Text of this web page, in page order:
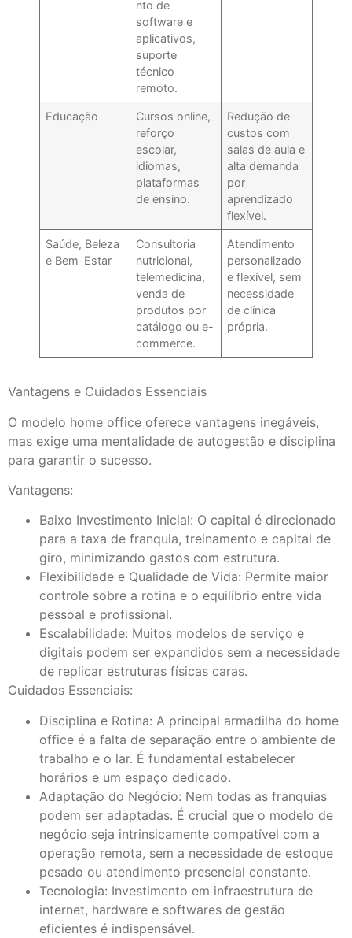
nto de
software e
aplicativos,
suporte
técnico
remoto.
Educação
Cursos online,
reforço
escolar,
idiomas,
plataformas
de ensino.
Redução de
custos com
salas de aula e
alta demanda
por
aprendizado
flexível.
Saúde, Beleza
e Bem-Estar
Consultoria
nutricional,
telemedicina,
venda de
produtos por
catálogo ou e-
commerce.
Atendimento
personalizado
e flexível, sem
necessidade
de clínica
própria.
Vantagens e Cuidados Essenciais
O modelo home office oferece vantagens inegáveis,
mas exige uma mentalidade de autogestão e disciplina
para garantir o sucesso.
Vantagens:
Baixo Investimento Inicial: O capital é direcionado
para a taxa de franquia, treinamento e capital de
giro, minimizando gastos com estrutura.
Flexibilidade e Qualidade de Vida: Permite maior
controle sobre a rotina e o equilíbrio entre vida
pessoal e profissional.
Escalabilidade: Muitos modelos de serviço e
digitais podem ser expandidos sem a necessidade
de replicar estruturas físicas caras.
Cuidados Essenciais:
Disciplina e Rotina: A principal armadilha do home
office é a falta de separação entre o ambiente de
trabalho e o lar. É fundamental estabelecer
horários e um espaço dedicado.
Adaptação do Negócio: Nem todas as franquias
podem ser adaptadas. É crucial que o modelo de
negócio seja intrinsicamente compatível com a
operação remota, sem a necessidade de estoque
pesado ou atendimento presencial constante.
Tecnologia: Investimento em infraestrutura de
internet, hardware e softwares de gestão
eficientes é indispensável.